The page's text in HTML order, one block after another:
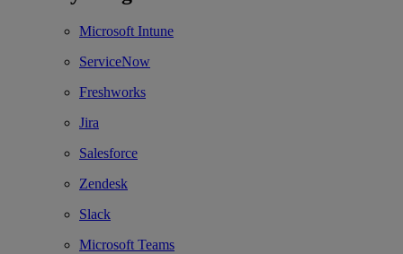
Microsoft Intune
ServiceNow
Freshworks
Jira
Salesforce
Zendesk
Slack
Microsoft Teams